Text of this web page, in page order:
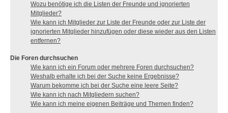
Wozu benötige ich die Listen der Freunde und ignorierten
Mitglieder?
Wie kann ich Mitglieder zur Liste der Freunde oder zur Liste der
ignorierten Mitglieder hinzufügen oder diese wieder aus den Listen
entfernen?
Die Foren durchsuchen
Wie kann ich ein Forum oder mehrere Foren durchsuchen?
Weshalb erhalte ich bei der Suche keine Ergebnisse?
Warum bekomme ich bei der Suche eine leere Seite?
Wie kann ich nach Mitgliedern suchen?
Wie kann ich meine eigenen Beiträge und Themen finden?